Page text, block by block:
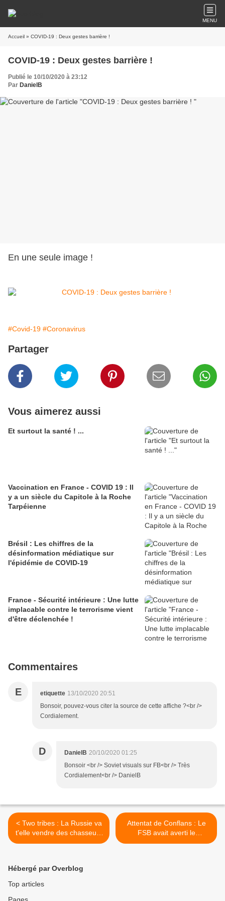
MENU
Accueil » COVID-19 : Deux gestes barrière !
COVID-19 : Deux gestes barrière !
Publié le 10/10/2020 à 23:12
Par DanielB
En une seule image !
#Covid-19 #Coronavirus
Partager
Vous aimerez aussi
Et surtout la santé ! ...
Vaccination en France - COVID 19 : Il
y a un siècle du Capitole à la Roche
Tarpéienne
Brésil : Les chiffres de la
désinformation médiatique sur
l'épidémie de COVID-19
France - Sécurité intérieure : Une lutte
implacable contre le terrorisme vient
d'être déclenchée !
Commentaires
E etiquette 13/10/2020 20:51
Bonsoir, pouvez-vous citer la source de cette affiche ?<br />
Cordialement.
D DanielB 20/10/2020 01:25
Bonsoir <br /> Soviet visuals sur FB<br /> Très
Cordialement<br /> DanielB
< Two tribes : La Russie va
t'elle vendre des chasseurs
de chars à l'Inde et être
Attentat de Conflans : Le
FSB avait averti le
renseignement Français de
Hébergé par Overblog
Top articles